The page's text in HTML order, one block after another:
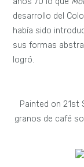
desarrollo del
había sido
sus formas
logró.
Painted on 21st
granos de café